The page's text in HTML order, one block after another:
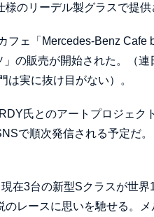
のリーデル製グラスで提供
ェ「Mercedes-Benz Cafe
の販売が開始された。（
実に抜け目がない）。
氏とのアートプロジェク
で順次発信される予定だ
在3台の新型Sクラスが世界
レースに思いを馳せる。